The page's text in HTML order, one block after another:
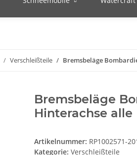
Verschleißteile Bremsbeläge
Bremsbeläge
Hinterachse alle
Artikelnummer: RP1002571-
Kategorie: Verschleißteile